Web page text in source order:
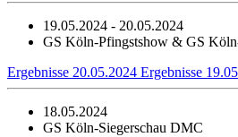
19.05.2024 - 20.05.2024
GS Köln-Pfingstshow & GS
Ergebnisse 20.05.2024 Ergebnisse
18.05.2024
GS Köln-Siegerschau DMC